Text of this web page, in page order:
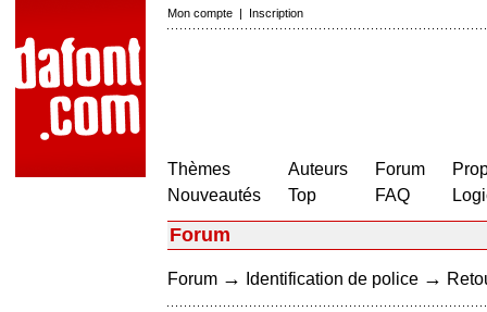
Mon compte | Inscription
Thèmes
Nouveautés
Auteurs
Top
Forum
FAQ
Forum
Forum → Identification de police →